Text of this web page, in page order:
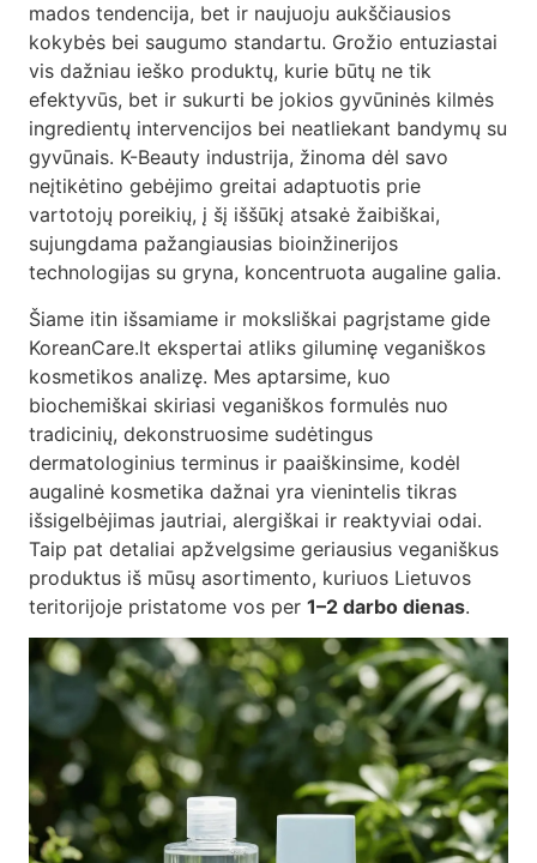
mados tendencija, bet ir naujuoju aukščiausios
kokybės bei saugumo standartu. Grožio entuziastai
vis dažniau ieško produktų, kurie būtų ne tik
efektyvūs, bet ir sukurti be jokios gyvūninės kilmės
ingredientų intervencijos bei neatliekant bandymų su
gyvūnais. K-Beauty industrija, žinoma dėl savo
neįtikėtino gebėjimo greitai adaptuotis prie
vartotojų poreikių, į šį iššūkį atsakė žaibiškai,
sujungdama pažangiausias bioinžinerijos
technologijas su gryna, koncentruota augaline galia.
Šiame itin išsamiame ir moksliškai pagrįstame gide
KoreanCare.lt ekspertai atliks giluminę veganiškos
kosmetikos analizę. Mes aptarsime, kuo
biochemiškai skiriasi veganiškos formulės nuo
tradicinių, dekonstruosime sudėtingus
dermatologinius terminus ir paaiškinsime, kodėl
augalinė kosmetika dažnai yra vienintelis tikras
išsigelbėjimas jautriai, alergiškai ir reaktyviai odai.
Taip pat detaliai apžvelgsime geriausius veganiškus
produktus iš mūsų asortimento, kuriuos Lietuvos
teritorijoje pristatome vos per 1–2 darbo dienas.